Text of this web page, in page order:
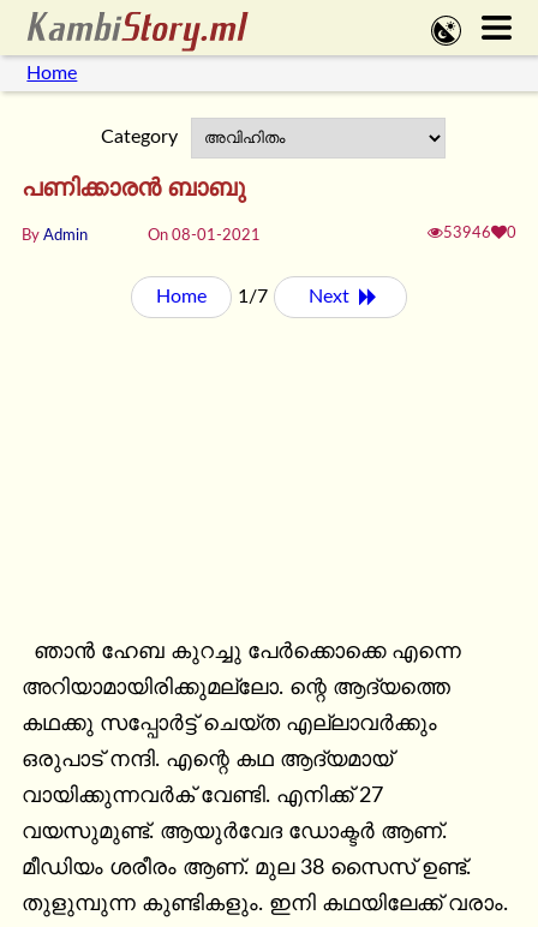
Home
Category
പണിക്കാരൻ ബാബു
By Admin On 08-01-2021 53946 0
Home 1/7 Next
ഞാൻ ഹേബ കുറച്ചു പേർക്കൊക്കെ എന്നെ
അറിയാമായിരിക്കുമല്ലോ. ന്റെ ആദ്യത്തെ
കഥക്കു സപ്പോർട്ട് ചെയ്ത എല്ലാവർക്കും
ഒരുപാട് നന്ദി. എന്റെ കഥ ആദ്യമായ്
വായിക്കുന്നവർക് വേണ്ടി. എനിക്ക് 27
വയസുമുണ്ട്. ആയുർവേദ ഡോക്ടർ ആണ്.
മീഡിയം ശരീരം ആണ്. മുല 38 സൈസ് ഉണ്ട്.
തുളുമ്പുന്ന കുണ്ടികളും. ഇനി കഥയിലേക്ക് വരാം.